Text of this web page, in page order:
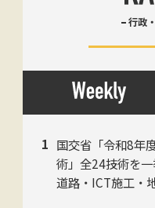
行政
国交省「令和8年
術」全24技術を一
道路・ICT施工・